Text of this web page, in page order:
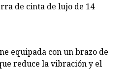
de cinta de lujo de 14
equipada con un brazo de
reduce la vibración y el